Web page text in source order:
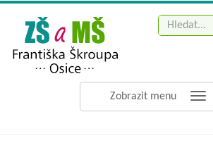
Zobrazit menu